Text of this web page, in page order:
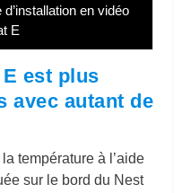
en vidéo
E
est plus
avec autant de
température à l’aide
sur le bord du Nest